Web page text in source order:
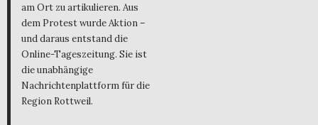
am Ort zu artikulieren. Aus
dem Protest wurde Aktion –
und daraus entstand die
Online-Tageszeitung. Sie ist
die unabhängige
Nachrichtenplattform für die
Region Rottweil.